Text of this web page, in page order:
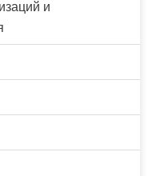
и